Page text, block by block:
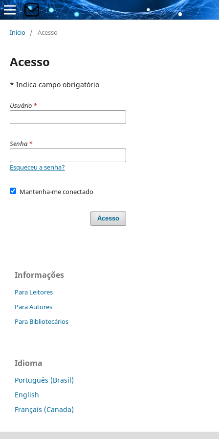
Início / Acesso
Acesso
* Indica campo obrigatório
Usuário *
Senha *
Esqueceu a senha?
Mantenha-me conectado
Acesso
Informações
Para Leitores
Para Autores
Para Bibliotecários
Idioma
Português (Brasil)
English
Français (Canada)